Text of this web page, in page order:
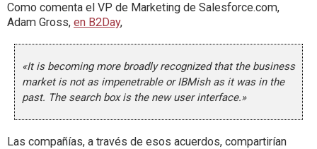
Como comenta el VP de Marketing de Salesforce.com,
Adam Gross, en B2Day,
«It is becoming more broadly recognized that the business
market is not as impenetrable or IBMish as it was in the
past. The search box is the new user interface.»
Las compañías, a través de esos acuerdos, compartirían